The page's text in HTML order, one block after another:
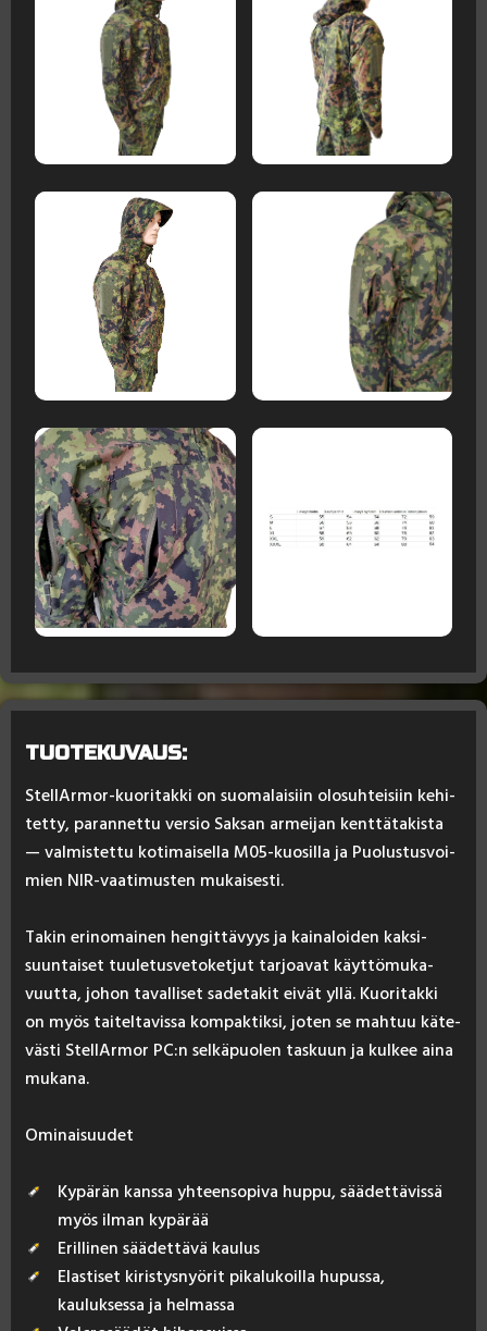
TUOTEKUVAUS:
Stel­lAr­mor-kuo­ri­tak­ki on suo­ma­lai­siin olo­suh­tei­siin ke­hi­
tet­ty, pa­ran­net­tu ver­sio Sak­san ar­mei­jan kent­tä­ta­kis­ta
— val­mis­tet­tu ko­ti­mai­sel­la M05-kuo­sil­la ja Puo­lus­tus­voi­
mien NIR-vaa­ti­mus­ten mu­kai­ses­ti.
Ta­kin eri­no­mai­nen hen­git­tä­vyys ja kai­na­loi­den kak­si­
suun­tai­set tuu­le­tus­ve­to­ket­jut tar­joa­vat käyt­tö­mu­ka­
vuut­ta, jo­hon ta­val­li­set sa­de­ta­kit ei­vät yl­lä. Kuo­ri­tak­ki
on myös tai­tel­ta­vis­sa kom­pak­tik­si, jo­ten se mah­tuu kä­te­
väs­ti Stel­lAr­mor PC:n sel­kä­puo­len tas­kuun ja kul­kee ai­na
mu­ka­na.
Omi­nai­suu­det
Kypärän kanssa yhteensopiva huppu, säädettävissä
myös ilman kypärää
Erillinen säädettävä kaulus
Elastiset kiristysnyörit pikalukoilla hupussa,
kauluksessa ja helmassa